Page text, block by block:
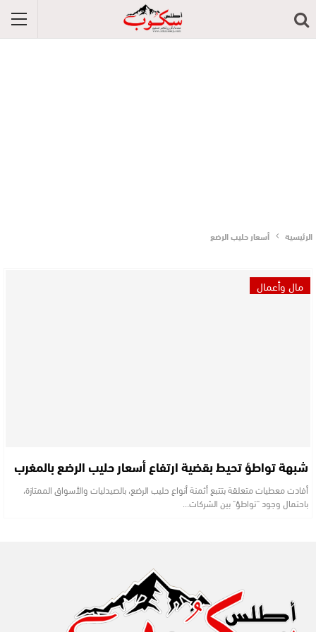
الرئيسية أسعار حليب الرضع
مال وأعمال
شبهة تواطؤ تحيط بقضية ارتفاع أسعار حليب الرضع بالمغرب
أفادت معطيات متعلقة بتتبع أثمنة أنواع حليب الرضع، بالصيدليات والأسواق الممتازة،
باحتمال وجود "تواطؤ" بين الشركات…